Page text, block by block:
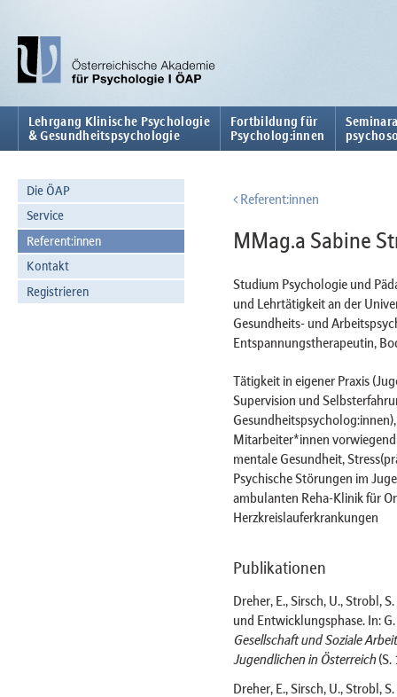
Lehrgang Klinische Psychologie
& Gesundheitspsychologie
Fortbildung für
Psycholog:innen
Die ÖAP
Service
Referent:innen
Kontakt
Registrieren
Referent:innen
MMag.a Sabine
Studium Psychologie und
und Lehrtätigkeit an der
Gesundheits- und
Entspannungstherapeutin,
Tätigkeit in eigener Praxis
Supervision und
Mitarbeiter*innen
mentale Gesundheit,
Psychische Störungen im
ambulanten Reha-Klinik für
Herzkreislauferkrankungen
Publikationen
Dreher, E., Sirsch, U., Strobl,
und Entwicklungsphase. In:
Gesellschaft und Soziale
Jugendlichen in Österreich(S.
Dreher, E., Sirsch, U., Strobl,